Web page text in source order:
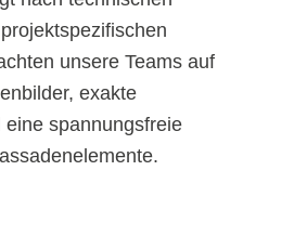
unsere Teams auf
exakte
spannungsfreie